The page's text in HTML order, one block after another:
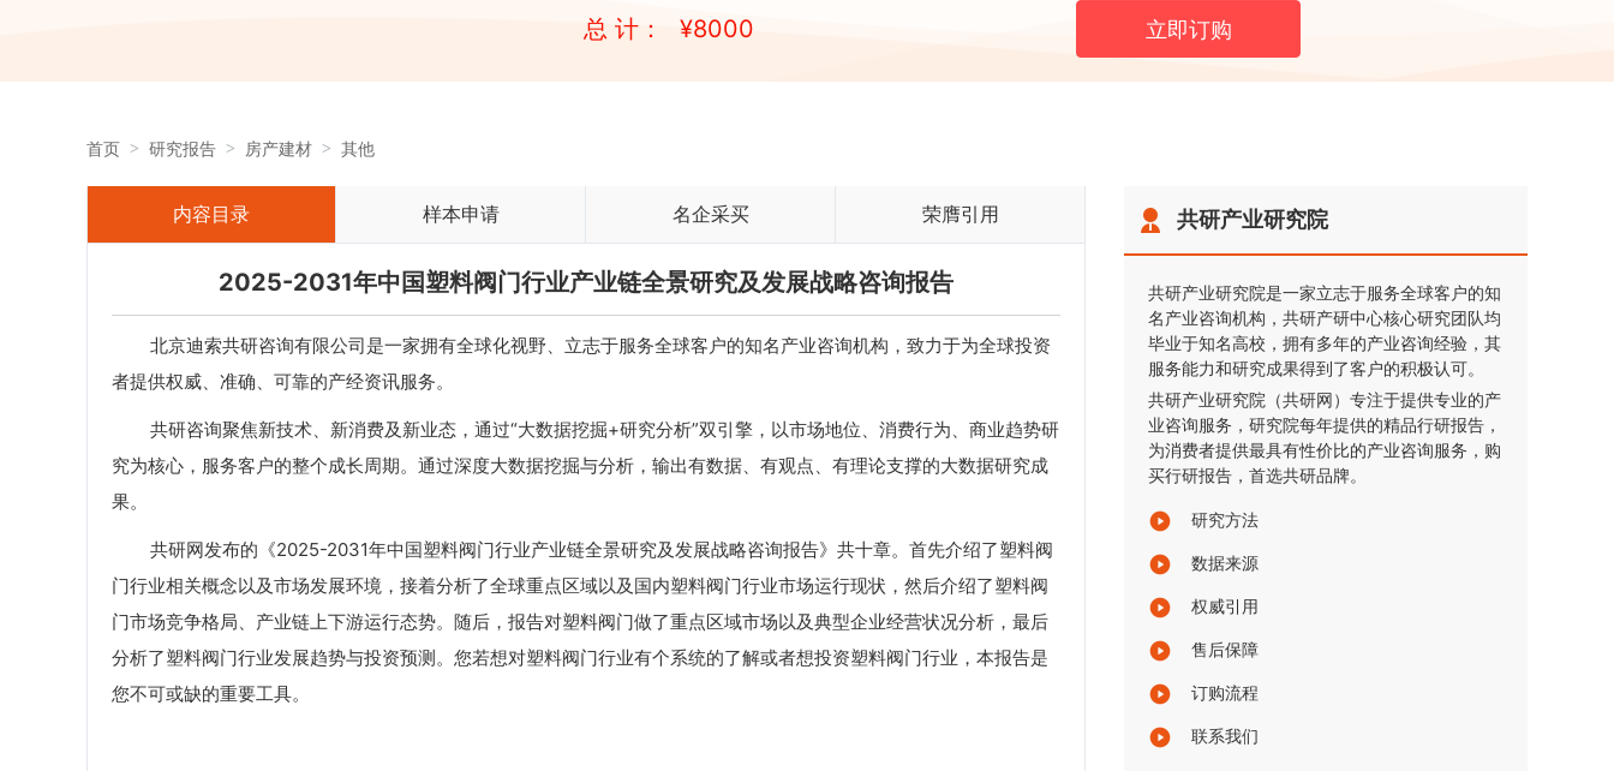
总 计： ¥8000 立即订购
首页 研究报告 房产建材 其他
内容目录 样本申请 名企采买 荣膺引用
2025-2031年中国塑料阀门行业产业链全景研究及发展战略咨询报告
北京迪索共研咨询有限公司是一家拥有全球化视野、立志于服务全球客户的知名产业咨询机构，致力于为全球投资
者提供权威、准确、可靠的产经资讯服务。
共研咨询聚焦新技术、新消费及新业态，通过“大数据挖掘+研究分析”双引擎，以市场地位、消费行为、商业趋势研
究为核心，服务客户的整个成长周期。通过深度大数据挖掘与分析，输出有数据、有观点、有理论支撑的大数据研究成
果。
共研网发布的《2025-2031年中国塑料阀门行业产业链全景研究及发展战略咨询报告》共十章。首先介绍了塑料阀
门行业相关概念以及市场发展环境，接着分析了全球重点区域以及国内塑料阀门行业市场运行现状，然后介绍了塑料阀
门市场竞争格局、产业链上下游运行态势。随后，报告对塑料阀门做了重点区域市场以及典型企业经营状况分析，最后
分析了塑料阀门行业发展趋势与投资预测。您若想对塑料阀门行业有个系统的了解或者想投资塑料阀门行业，本报告是
您不可或缺的重要工具。
共研产业研究院
共研产业研究院是一家立志于服务全球客户的知
名产业咨询机构，共研产研中心核心研究团队均
毕业于知名高校，拥有多年的产业咨询经验，其
服务能力和研究成果得到了客户的积极认可。
共研产业研究院（共研网）专注于提供专业的产
业咨询服务，研究院每年提供的精品行研报告，
为消费者提供最具有性价比的产业咨询服务，购
买行研报告，首选共研品牌。
研究方法
数据来源
权威引用
售后保障
订购流程
联系我们